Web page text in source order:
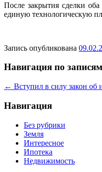
После закрытия сделки
единую технологическую
Запись опубликована
Навигация по записям
← Вступил в силу закон об
Навигация
Без рубрики
Земля
Интересное
Ипотека
Недвижимость